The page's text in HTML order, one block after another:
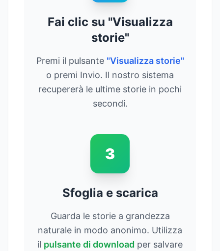
Fai clic su "Visualizza
storie"
Premi il pulsante "Visualizza storie"
o premi Invio. Il nostro sistema
recupererà le ultime storie in pochi
secondi.
3
Sfoglia e scarica
Guarda le storie a grandezza
naturale in modo anonimo. Utilizza
il pulsante di download per salvare